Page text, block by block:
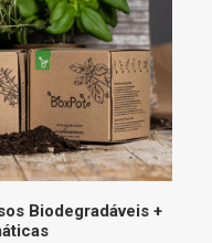
Biodegradáveis +